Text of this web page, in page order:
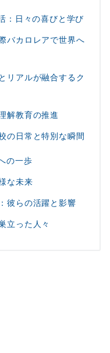
：日々の喜びと学び
バカロレアで世界へ
リアルが融合するク
解教育の推進
の日常と特別な瞬間
の一歩
な未来
彼らの活躍と影響
立った人々